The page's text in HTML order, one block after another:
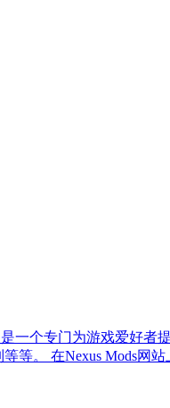
一个专门为游戏爱好
等。 在Nexus Mods网